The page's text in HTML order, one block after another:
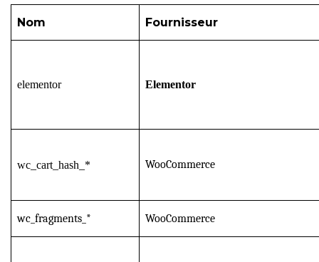
Nom Fournisseur
elementor Elementor
wc_cart_hash_* WooCommerce
wc_fragments_* WooCommerce